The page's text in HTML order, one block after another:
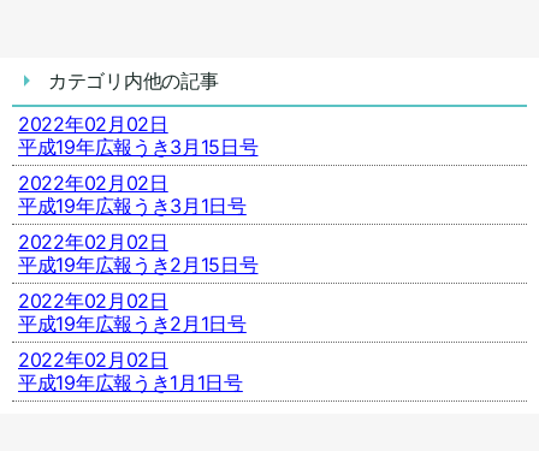
カテゴリ内他の記事
2022年02月02日
平成19年広報うき3月15日号
2022年02月02日
平成19年広報うき3月1日号
2022年02月02日
平成19年広報うき2月15日号
2022年02月02日
平成19年広報うき2月1日号
2022年02月02日
平成19年広報うき1月1日号